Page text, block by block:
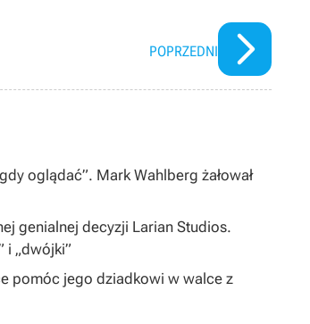
POPRZEDNI
oglądać”. Mark Wahlberg żałował
genialnej decyzji Larian Studios.
i „dwójki”
pomóc jego dziadkowi w walce z